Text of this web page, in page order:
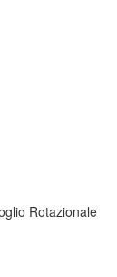
Rotazionale